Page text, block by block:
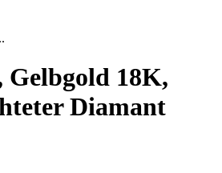
18K,
Diamant